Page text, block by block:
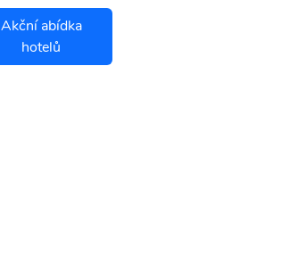
Akční abídka
hotelů